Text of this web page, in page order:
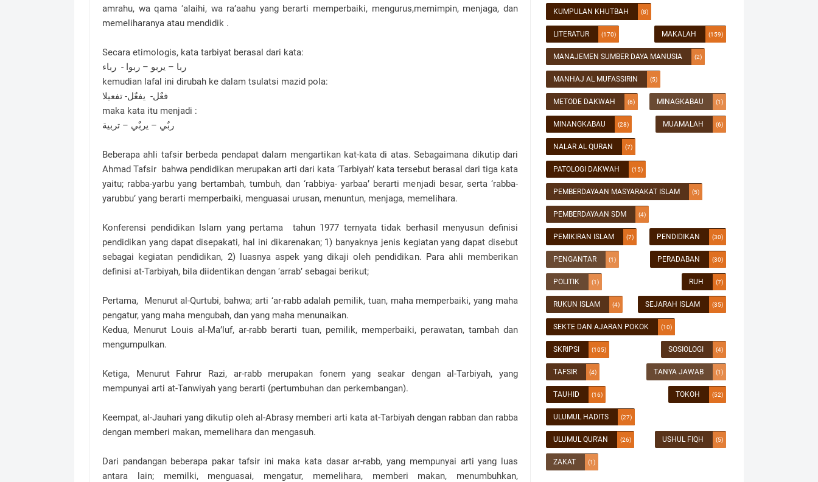
amrahu, wa qama ‘alaihi, wa ra’aahu yang berarti memperbaiki, mengurus,memimpin, menjaga, dan
memeliharanya atau mendidik .
Secara etimologis, kata tarbiyat berasal dari kata:
ربا – يربو – ربوا - رباء
kemudian lafal ini dirubah ke dalam tsulatsi mazid pola:
فعٌل- يفعٌل- تفعيلا
maka kata itu menjadi :
ربٌي – يربٌي – تربية
Beberapa ahli tafsir berbeda pendapat dalam mengartikan kat-kata di atas. Sebagaimana dikutip dari
Ahmad Tafsir bahwa pendidikan merupakan arti dari kata ‘Tarbiyah’ kata tersebut berasal dari tiga kata
yaitu; rabba-yarbu yang bertambah, tumbuh, dan ‘rabbiya- yarbaa’ berarti menjadi besar, serta ‘rabba-
yarubbu’ yang berarti memperbaiki, menguasai urusan, menuntun, menjaga, memelihara.
Konferensi pendidikan Islam yang pertama tahun 1977 ternyata tidak berhasil menyusun definisi
pendidikan yang dapat disepakati, hal ini dikarenakan; 1) banyaknya jenis kegiatan yang dapat disebut
sebagai kegiatan pendidikan, 2) luasnya aspek yang dikaji oleh pendidikan. Para ahli memberikan
definisi at-Tarbiyah, bila diidentikan dengan ‘arrab’ sebagai berikut;
Pertama, Menurut al-Qurtubi, bahwa; arti ‘ar-rabb adalah pemilik, tuan, maha memperbaiki, yang maha
pengatur, yang maha mengubah, dan yang maha menunaikan.
Kedua, Menurut Louis al-Ma’luf, ar-rabb berarti tuan, pemilik, memperbaiki, perawatan, tambah dan
mengumpulkan.
Ketiga, Menurut Fahrur Razi, ar-rabb merupakan fonem yang seakar dengan al-Tarbiyah, yang
mempunyai arti at-Tanwiyah yang berarti (pertumbuhan dan perkembangan).
Keempat, al-Jauhari yang dikutip oleh al-Abrasy memberi arti kata at-Tarbiyah dengan rabban dan rabba
dengan memberi makan, memelihara dan mengasuh.
Dari pandangan beberapa pakar tafsir ini maka kata dasar ar-rabb, yang mempunyai arti yang luas
antara lain; memilki, menguasai, mengatur, memelihara, memberi makan, menumbuhkan,
KUMPULAN KHUTBAH (8)
LITERATUR (170) MAKALAH (159)
MANAJEMEN SUMBER DAYA MANUSIA (2)
MANHAJ AL MUFASSIRIN (5)
METODE DAKWAH (6) MINAGKABAU (1)
MINANGKABAU (28) MUAMALAH (6)
NALAR AL QURAN (7)
PATOLOGI DAKWAH (15)
PEMBERDAYAAN MASYARAKAT ISLAM (5)
PEMBERDAYAAN SDM (4)
PEMIKIRAN ISLAM (7) PENDIDIKAN (30)
PENGANTAR (1) PERADABAN (30)
POLITIK (1) RUH (7)
RUKUN ISLAM (4) SEJARAH ISLAM (35)
SEKTE DAN AJARAN POKOK (10)
SKRIPSI (105) SOSIOLOGI (4)
TAFSIR (4) TANYA JAWAB (1)
TAUHID (16) TOKOH (52)
ULUMUL HADITS (27)
ULUMUL QUR'AN (26) USHUL FIQH (5)
ZAKAT (1)